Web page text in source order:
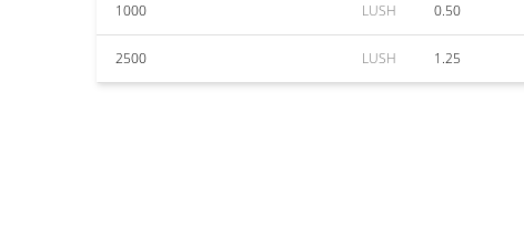
1000 LUSH 0.50
2500 LUSH 1.25